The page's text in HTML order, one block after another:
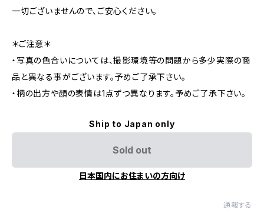
一切ございませんので、ご安心ください。
＊ご注意＊
・写真の色合いについては、撮影環境等の問題から多少実際の商
品と異なる事がございます。予めご了承下さい。
・柄の出方や顔の表情は1点ずつ異なります。予めご了承下さい。
Ship to Japan only
Sold out
日本国内にお住まいの方向け
通報する